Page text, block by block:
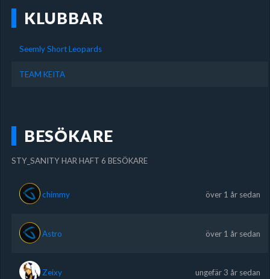
KLUBBAR
Seemly Short Leopards
TEAM KEITA
BESÖKARE
STY_SANITY HAR HAFT 6 BESÖKARE
chimmy över 1 år sedan
Astro över 1 år sedan
Zeixy ungefär 3 år sedan